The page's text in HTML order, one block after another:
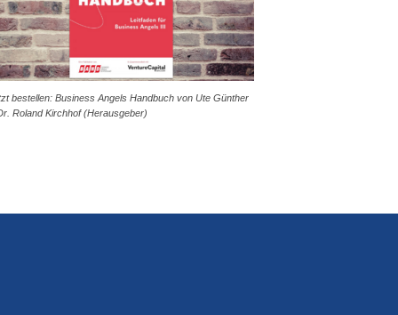
bestellen: Business Angels Handbuch von Ute Günther
Roland Kirchhof (Herausgeber)